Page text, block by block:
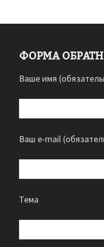
ФОРМА
Ваше имя
Ваш e-mail
Тема